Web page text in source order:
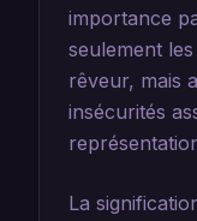
importance
seulement
rêveur, mais
insécurités
La